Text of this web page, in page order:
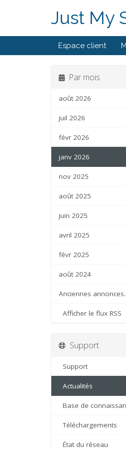
Just My
Espace client
Par mois
août 2026
juil 2026
févr 2026
janv 2026
nov 2025
août 2025
juin 2025
avril 2025
févr 2025
août 2024
Anciennes
Afficher le flux RSS
Support
Support
Actualités
Base de
Téléchargements
État du réseau